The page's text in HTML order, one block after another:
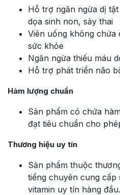
Hỗ trợ ngăn ngừa dị
dọa sinh non, sảy thai
Viên uống không chứa
sức khỏe
Ngăn ngừa thiếu máu
Hỗ trợ phát triển não
Hàm lượng chuẩn
Sản phẩm có chứa
đạt tiêu chuẩn cho
Thương hiệu uy tín
Sản phẩm thuộc
tiếng chuyên cung cấp
vitamin uy tín hàng đầu.